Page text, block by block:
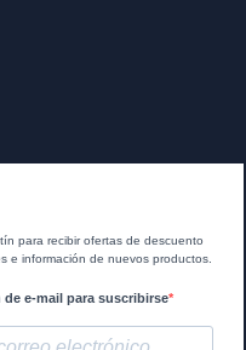
para recibir ofertas de descuento
e información de nuevos productos.
e-mail para suscribirse